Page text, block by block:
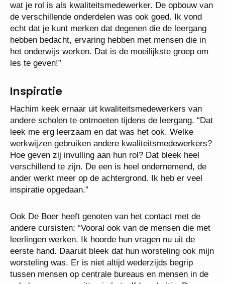
wat je rol is als kwaliteitsmedewerker. De opbouw van
de verschillende onderdelen was ook goed. Ik vond
echt dat je kunt merken dat degenen die de leergang
hebben bedacht, ervaring hebben met mensen die in
het onderwijs werken. Dat is de moeilijkste groep om
les te geven!”
Inspiratie
Hachim keek ernaar uit kwaliteitsmedewerkers van
andere scholen te ontmoeten tijdens de leergang. “Dat
leek me erg leerzaam en dat was het ook. Welke
werkwijzen gebruiken andere kwaliteitsmedewerkers?
Hoe geven zij invulling aan hun rol? Dat bleek heel
verschillend te zijn. De een is heel ondernemend, de
ander werkt meer op de achtergrond. Ik heb er veel
inspiratie opgedaan.”
Ook De Boer heeft genoten van het contact met de
andere cursisten: “Vooral ook van de mensen die met
leerlingen werken. Ik hoorde hun vragen nu uit de
eerste hand. Daaruit bleek dat hun worsteling ook mijn
worsteling was. Er is niet altijd wederzijds begrip
tussen mensen op centrale bureaus en mensen in de